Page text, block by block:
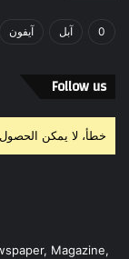
0 آبل آيفون
Follow us
خطأ، لا يمكن
Magazine,